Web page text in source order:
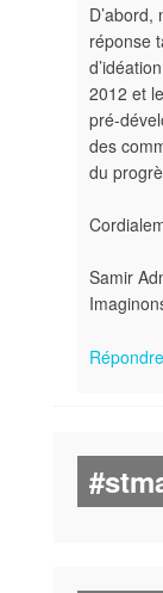
réponse
2012 et
pré-
des
du
Samir
Répondre